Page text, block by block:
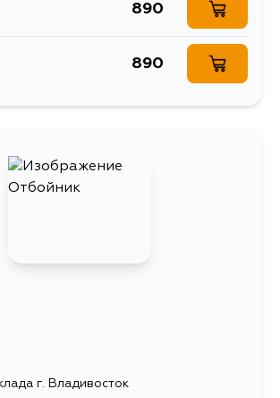
890
890
г. Владивосток